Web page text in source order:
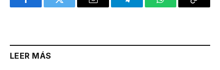
FacebookTwitter Email TelegramWhatsAppCopy
LEER MÁS